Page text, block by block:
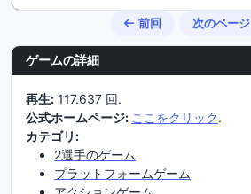
前回 次のページ
ゲームの詳細
再生: 117.637 回.
公式ホームページ: ここをクリック.
カテゴリ:
2選手のゲーム
プラットフォームゲーム